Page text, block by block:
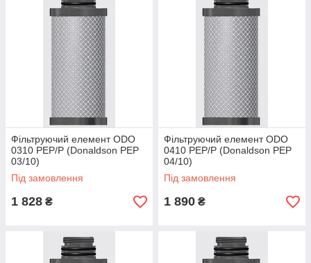
Фільтруючий елемент ODO
0310 PEP/P (Donaldson PEP
03/10)
Під замовлення
1 828 ₴
Фільтруючий елемент ODO
0410 PEP/P (Donaldson PEP
04/10)
Під замовлення
1 890 ₴